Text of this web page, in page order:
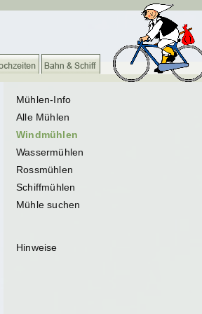
Mühlen-Info
Alle Mühlen
Windmühlen
Wassermühlen
Rossmühlen
Schiffmühlen
Mühle suchen
Hinweise